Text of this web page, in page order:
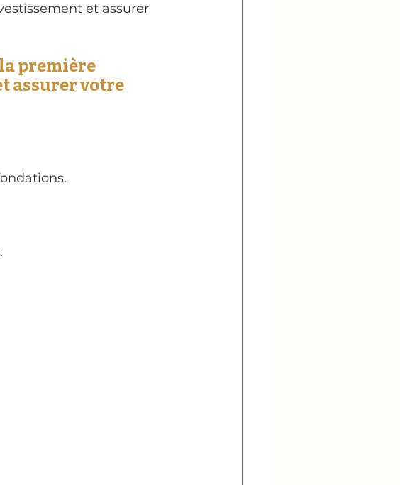
et assurer
première
assurer votre